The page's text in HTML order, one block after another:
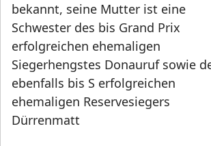
bekannt, seine Mutter ist eine
Schwester des bis Grand Prix
erfolgreichen ehemaligen
Siegerhengstes Donauruf sowie
ebenfalls bis S erfolgreichen
ehemaligen Reservesiegers
Dürrenmatt